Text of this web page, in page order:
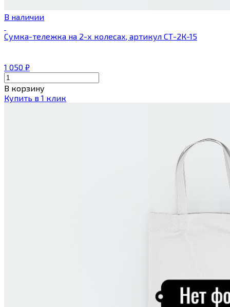
В наличии
Сумка-тележка на 2-х колесах, артикул СТ-2К-15
1 050 ₽
В корзину
Купить в 1 клик